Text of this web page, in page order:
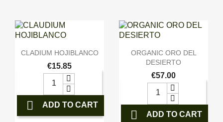
 快速查看
CLADIUM HOJIBLANCO
€15.85
 ADD TO CART
 快速查看
ORGANIC ORO DEL
DESIERTO
€57.00
 ADD TO CART